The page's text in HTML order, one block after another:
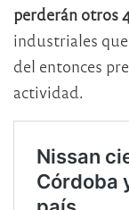
perderán otros
industriales
del entonces
actividad.